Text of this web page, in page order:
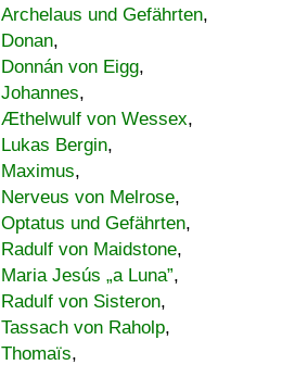
Archelaus und Gefährten,
Donan,
Donnán von Eigg,
Johannes,
Æthelwulf von Wessex,
Lukas Bergin,
Maximus,
Nerveus von Melrose,
Optatus und Gefährten,
Radulf von Maidstone,
Maria Jesús „a Luna”,
Radulf von Sisteron,
Tassach von Raholp,
Thomaïs,